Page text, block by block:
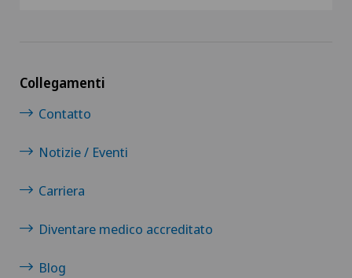
Collegamenti
Contatto
Notizie / Eventi
Carriera
Diventare medico accreditato
Blog